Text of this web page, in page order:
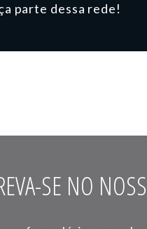
parte dessa rede!
SE NO